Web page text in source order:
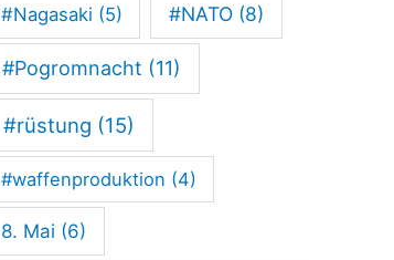
#Nagasaki (5) #NATO(8)
#Pogromnacht (11)
#rüstung (15)
#waffenproduktion (4)
8. Mai (6)